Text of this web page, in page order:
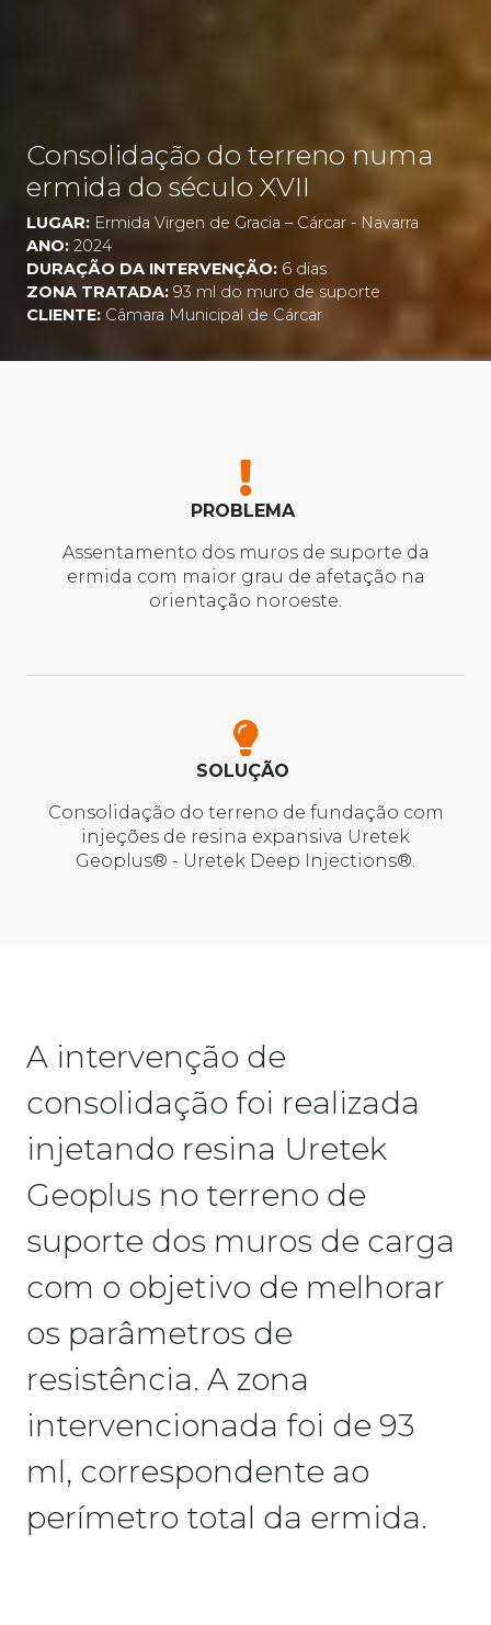
Consolidação do terreno numa
ermida do século XVII
LUGAR: Ermida Virgen de Gracia – Cárcar - Navarra
ANO: 2024
DURAÇÃO DA INTERVENÇÃO: 6 dias
ZONA TRATADA: 93 ml do muro de suporte
CLIENTE: Câmara Municipal de Cárcar
PROBLEMA
Assentamento dos muros de suporte da
ermida com maior grau de afetação na
orientação noroeste.
SOLUÇÃO
Consolidação do terreno de fundação com
injeções de resina expansiva Uretek
Geoplus® - Uretek Deep Injections®.
A intervenção de
consolidação foi realizada
injetando resina Uretek
Geoplus no terreno de
suporte dos muros de carga
com o objetivo de melhorar
os parâmetros de
resistência. A zona
intervencionada foi de 93
ml, correspondente ao
perímetro total da ermida.